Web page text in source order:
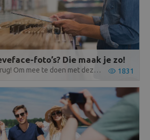
foto’s? Die maak je zo!
Sleevefaces zijn terug! Om mee te doen met deze fototrend, heb je een vinylalbum en een camera nodig. Ontdek snel onze tips voor geslaagde ‘sleevefacing’. 1831